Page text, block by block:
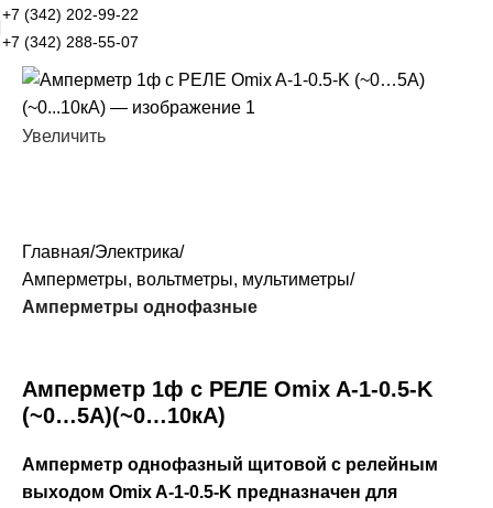
+7 (342) 202-99-22
+7 (342) 288-55-07
Увеличить
Главная Электрика
Амперметры, вольтметры, мультиметры
Амперметры однофазные
Амперметр 1ф с РЕЛЕ Omix A-1-0.5-K
(~0…5А)(~0…10кА)
Амперметр однофазный щитовой с релейным
выходом Omix A-1-0.5-K предназначен для